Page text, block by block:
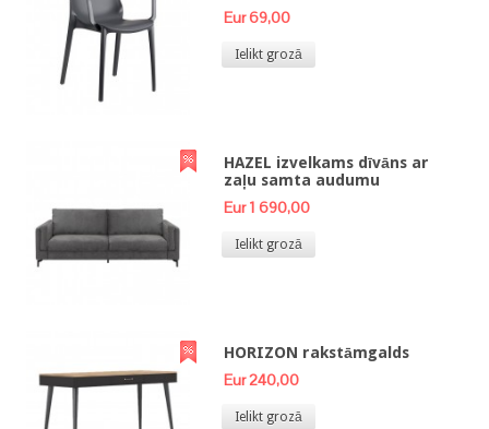
Eur 69,00
Ielikt grozā
HAZEL izvelkams dīvāns ar
zaļu samta audumu
Eur 1 690,00
Ielikt grozā
HORIZON rakstāmgalds
Eur 240,00
Ielikt grozā